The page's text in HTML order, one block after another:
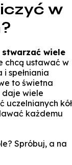
w
stwarzać wiele
chcą ustawać w
spełniania
to świetna
daje wiele
uczelnianych kół
każdemu
Spróbuj, a na